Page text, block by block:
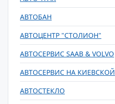
АВТОБАН
АВТОЦЕНТР "СТОЛИОН"
АВТОСЕРВИС SAAB & VOLVO
АВТОСЕРВИС НА КИЕВСКОЙ
АВТОСТЕКЛО